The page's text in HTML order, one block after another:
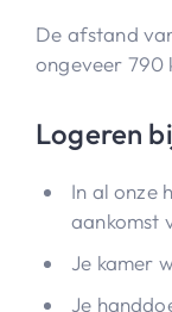
De afstand
ongeveer 790
Logeren
In al onze
aankomst
Je kamer
Je